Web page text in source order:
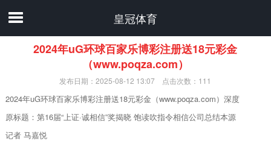
皇冠体育
2024年uG环球百家乐博彩注册送18元彩金
（www.poqza.com）
发布日期：2025-08-12 13:07 点击次数：111
2024年uG环球百家乐博彩注册送18元彩金（www.poqza.com）深度
原标题：第16届“上证·诚相信”奖揭晓 饱读吹指令相信公司总结本源
记者 马嘉悦